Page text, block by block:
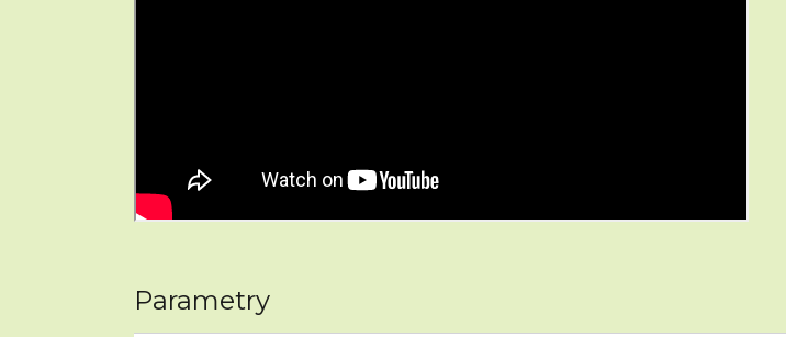
Parametry